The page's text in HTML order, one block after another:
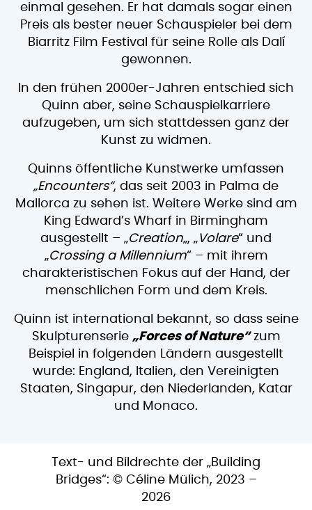
einmal gesehen. Er hat damals sogar einen
Preis als bester neuer Schauspieler bei dem
Biarritz Film Festival für seine Rolle als Dalí
gewonnen.
In den frühen 2000er-Jahren entschied sich
Quinn aber, seine Schauspielkarriere
aufzugeben, um sich stattdessen ganz der
Kunst zu widmen.
Quinns öffentliche Kunstwerke umfassen
„Encounters“, das seit 2003 in Palma de
Mallorca zu sehen ist. Weitere Werke sind am
King Edward’s Wharf in Birmingham
ausgestellt – „Creation„, „Volare“ und
„Crossing a Millennium“ – mit ihrem
charakteristischen Fokus auf der Hand, der
menschlichen Form und dem Kreis.
Quinn ist international bekannt, so dass seine
Skulpturenserie „Forces of Nature“zum
Beispiel in folgenden Ländern ausgestellt
wurde: England, Italien, den Vereinigten
Staaten, Singapur, den Niederlanden, Katar
und Monaco.
Text- und Bildrechte der „Building
Bridges“: © Céline Mülich, 2023 –
2026